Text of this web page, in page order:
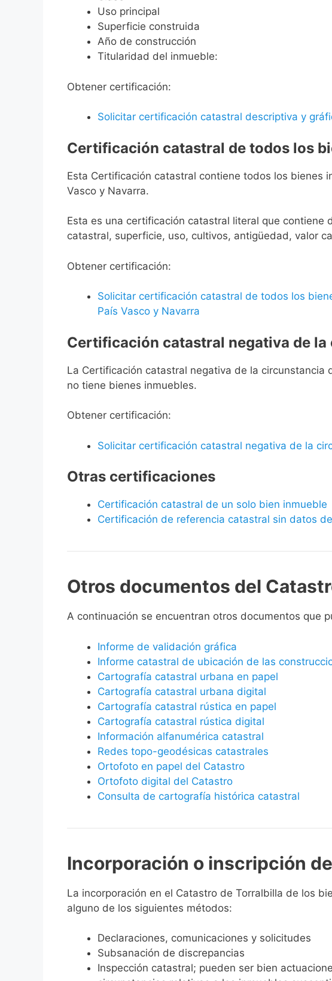
Uso principal
Superficie construida
Año de construcción
Titularidad del inmueble:
Obtener certificación:
Solicitar certificación catastral descriptiva y
Certificación catastral de todos los
Esta Certificación catastral contiene todos los bienes
Vasco y Navarra.
Esta es una certificación catastral literal que
catastral, superficie, uso, cultivos, antigüedad, valor
Obtener certificación:
Solicitar certificación catastral de todos los
País Vasco y Navarra
Certificación catastral negativa de
La Certificación catastral negativa de la
no tiene bienes inmuebles.
Obtener certificación:
Solicitar certificación catastral negativa de la
Otras certificaciones
Certificación catastral de un solo bien inmueble
Certificación de referencia catastral sin datos
Otros documentos del
A continuación se encuentran otros documentos que
Informe de validación gráfica
Informe catastral de ubicación de las
Cartografía catastral urbana en papel
Cartografía catastral urbana digital
Cartografía catastral rústica en papel
Cartografía catastral rústica digital
Información alfanumérica catastral
Redes topo-geodésicas catastrales
Ortofoto en papel del Catastro
Ortofoto digital del Catastro
Consulta de cartografía histórica catastral
Incorporación o inscripción
La incorporación en el Catastro de Torralbilla de los
alguno de los siguientes métodos:
Declaraciones, comunicaciones y solicitudes
Subsanación de discrepancias
Inspección catastral; pueden ser bien